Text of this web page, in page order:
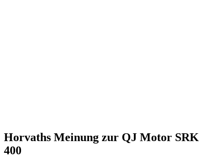
Horvaths Meinung zur QJ Motor SRK
400